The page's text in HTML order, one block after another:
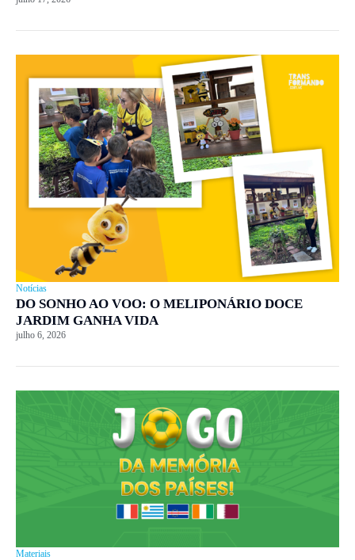
Notícias
DO SONHO AO VOO: O MELIPONÁRIO DOCE
JARDIM GANHA VIDA
julho 6, 2026
Materiais